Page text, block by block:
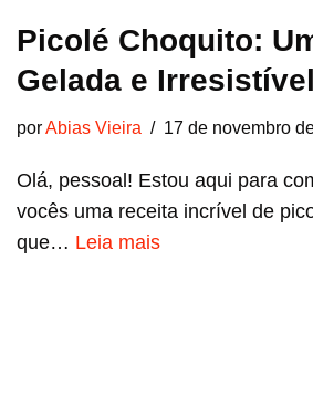
Picolé Choquito:
Gelada e Irresistível
porAbias Vieira 17 de novembro
Olá, pessoal! Estou aqui para
vocês uma receita incrível de
que… Leia mais